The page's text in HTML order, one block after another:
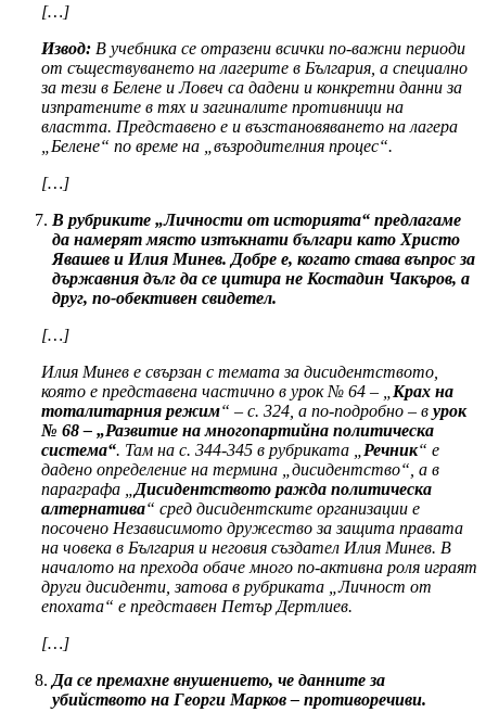
[…]
Извод: В учебника се отразени всички по-важни периоди
от съществуването на лагерите в България, а специално
за тези в Белене и Ловеч са дадени и конкретни данни за
изпратените в тях и загиналите противници на
властта. Представено е и възстановяването на лагера
„Белене“ по време на „възродителния процес“.
[…]
В рубриките „Личности от историята“ предлагаме
да намерят място изтъкнати българи като Христо
Явашев и Илия Минев. Добре е, когато става въпрос за
държавния дълг да се цитира не Костадин Чакъров, а
друг, по-обективен свидетел.
[…]
Илия Минев е свързан с темата за дисидентството,
която е представена частично в урок № 64 – „ Крах на
тоталитарния режим“ – с. 324, а по-подробно – в урок
№ 68 – „Развитие на многопартийна политическа
система“. Там на с. 344-345 в рубриката „ Речник“ е
дадено определение на термина „дисидентство“, а в
параграфа „ Дисидентството ражда политическа
алтернатива“ сред дисидентските организации е
посочено Независимото дружество за защита правата
на човека в България и неговия създател Илия Минев. В
началото на прехода обаче много по-активна роля играят
други дисиденти, затова в рубриката „Личност от
епохата“ е представен Петър Дертлиев.
[…]
Да се премахне внушението, че данните за
убийството на Георги Марков – противоречиви.